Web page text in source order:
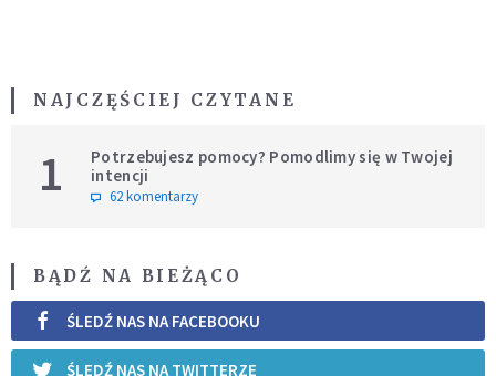
NAJCZĘŚCIEJ CZYTANE
1
Potrzebujesz pomocy? Pomodlimy się w Twojej
intencji
62 komentarzy
BĄDŹ NA BIEŻĄCO
ŚLEDŹ NAS NA FACEBOOKU
ŚLEDŹ NAS NA TWITTERZE